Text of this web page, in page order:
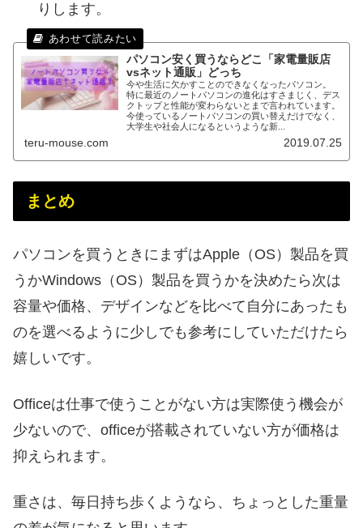
りします。
パソコン安く買うならどこ「家電量販店
vsネット通販」どっち
今や生活に欠かすことのできなくなったパソコン。
特に最近のノートパソコンの進化はすさまじく、デス
クトップと性能が変わらないとまで言われています。
今使っているノートパソコンの買い替えだけでなく、
大学生や社会人になるというような新...
teru-mouse.com 2019.07.25
まとめ
パソコンを買うときにまずはApple（OS）製品を買
うかWindows（OS）製品を買うかを決めたら次は
容量や価格、デザインなどを比べて自分にあったも
のを選べるように少しでも参考にしていただけたら
嬉しいです。
Officeは仕事で使うことがない方は実際使う機会が
少ないので、officeが搭載されていない方が価格は
抑えられます。
重さは、毎日持ち歩くようなら、ちょっとした重量